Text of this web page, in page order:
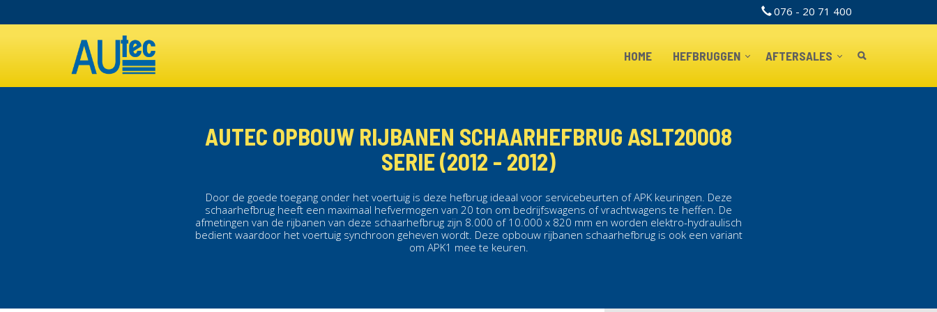
TOPBAR
076 - 20 71 400
MAIN
NAVIGATION
HOME HEFBRUGGEN AFTERSALES
AUTEC OPBOUW RIJBANEN SCHAARHEFBRUG ASLT20008
SERIE (2012 - 2012)
Door de goede toegang onder het voertuig is deze hefbrugideaal voor servicebeurten of APK keuringen. Deze
schaarhefbrug heeft een maximaal hefvermogen van 20 ton om bedrijfswagens of vrachtwagens te heffen. De
afmetingen van de rijbanen van deze schaarhefbrug zijn 8.000 of 10.000 x 820 mm en worden elektro-hydraulisch
bedient waardoor het voertuig synchroon geheven wordt. Deze opbouw rijbanen schaarhefbrugis ook een variant
om APK1 mee te keuren.